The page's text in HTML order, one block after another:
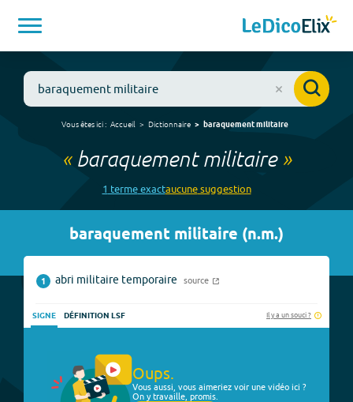
Vous êtes ici : Accueil Dictionnaire baraquement militaire
« baraquement militaire»
1 termeexactaucunesuggestion
baraquement militaire (n.m.)
1 abri militaire temporaire source
SIGNE DÉFINITION LSF Il y a un souci ?
Oups.
Vous aussi, vous aimeriez voir une vidéo ici ?
On y travaille, promis.